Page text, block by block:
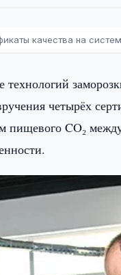
качества на
технологий
четырёх
пищевого CO₂